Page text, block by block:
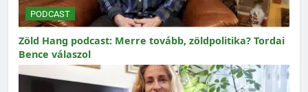
PODCAST
Zöld Hang podcast: Merre tovább, zöldpolitika? Tordai
Bence válaszol